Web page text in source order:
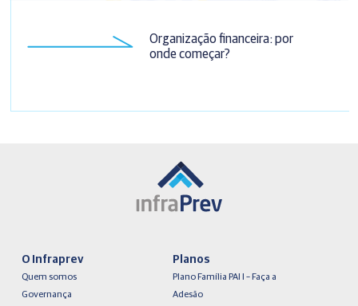
Organização financeira: por
onde começar?
O Infraprev
Quem somos
Governança
Planos
Plano Família PAI I – Faça a
Adesão